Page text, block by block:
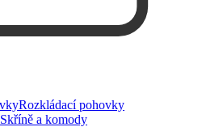
Rozkládací pohovky
Skříně a komody